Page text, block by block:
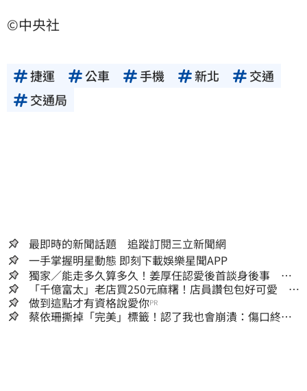
©中央社
捷運 公車 手機 新北
交通
交通局
最即時的新聞話題 追蹤訂閱三立新聞網
一手掌握明星動態 即刻下載娛樂星聞APP
獨家／能走多久算多久！姜厚任認愛後首談身後事
「遺囑進度」曝光
「千億富太」老店買250元麻糬！店員讚包包好可愛 笑
回：我自己做的
做到這點才有資格說愛你PR
蔡依珊撕掉「完美」標籤！認了我也會崩潰：傷口終究